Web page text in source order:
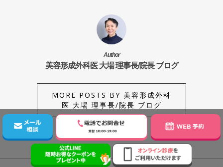
Author
美容形成外科医 大場 理事長/院長 ブログ
MORE POSTS BY 美容形成外科
医 大場 理事長/院長 ブログ